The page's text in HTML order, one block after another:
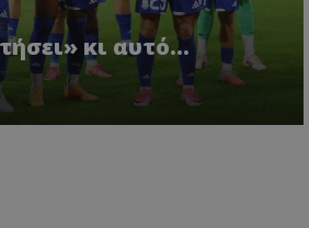
κι αυτό...